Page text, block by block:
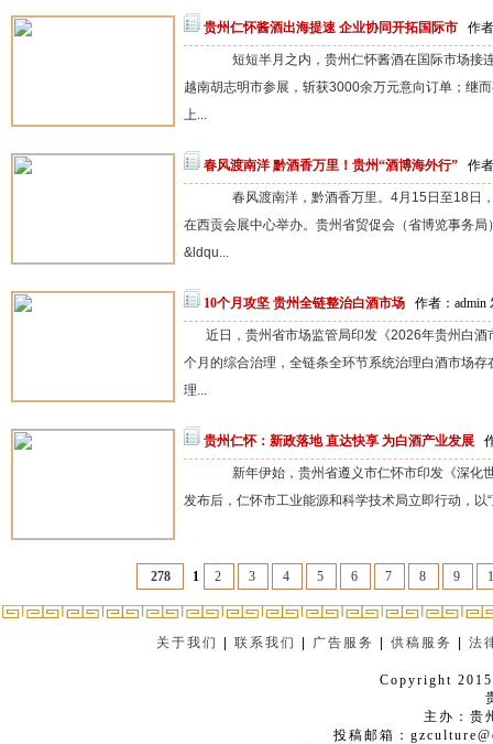
贵州仁怀酱酒出海提速 企业协同开拓国际市 作
短短半月之内，贵州仁怀酱酒在国际市场接
越南胡志明市参展，斩获3000余万元意向订单；继
上...
春风渡南洋 黔酒香万里！贵州“酒博海外行” 作
春风渡南洋，黔酒香万里。4月15日至18日
在西贡会展中心举办。贵州省贸促会（省博览事务
&ldqu...
10个月攻坚 贵州全链整治白酒市场 作者：admin
近日，贵州省市场监管局印发《2026年贵州白
个月的综合治理，全链条全环节系统治理白酒市场
理...
贵州仁怀：新政落地 直达快享 为白酒产业发展
新年伊始，贵州省遵义市仁怀市印发《深化
发布后，仁怀市工业能源和科学技术局立即行动，以
278 1 2 3 4 5 6 7 8 9
关于我们 |联系我们 广告服务 |供稿服务 |法
Copyright
主办：贵
投稿邮箱：